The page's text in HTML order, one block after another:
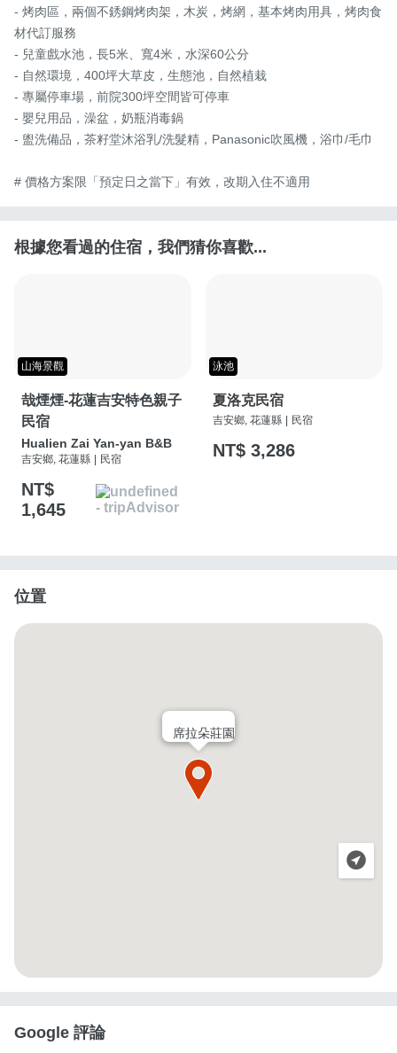
- 烤肉區，兩個不銹鋼烤肉架，木炭，烤網，基本烤肉用具，烤肉食
材代訂服務
- 兒童戲水池，長5米、寬4米，水深60公分
- 自然環境，400坪大草皮，生態池，自然植栽
- 專屬停車場，前院300坪空間皆可停車
- 嬰兒用品，澡盆，奶瓶消毒鍋
- 盥洗備品，茶籽堂沐浴乳/洗髮精，Panasonic吹風機，浴巾/毛巾
# 價格方案限「預定日之當下」有效，改期入住不適用
根據您看過的住宿，我們猜你喜歡...
山海景觀
哉煙煙-花蓮吉安特色親子
民宿
Hualien Zai Yan-yan B&B
吉安鄉, 花蓮縣 | 民宿
NT$
1,645
泳池
夏洛克民宿
吉安鄉, 花蓮縣 | 民宿
NT$ 3,286
位置
席拉朵莊園
Google 評論